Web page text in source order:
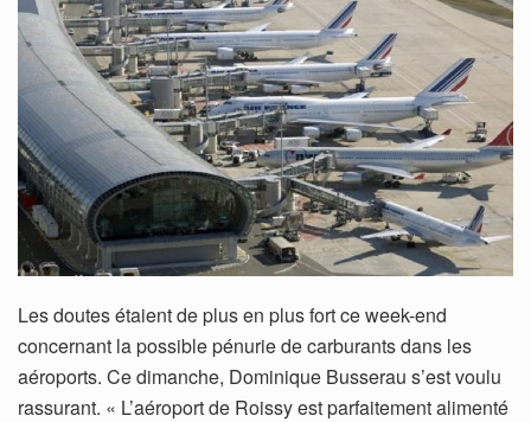
Les doutes étaient de plus en plus fort ce week-end
concernant la possible pénurie de carburants dans les
aéroports. Ce dimanche, Dominique Busserau s’est voulu
rassurant. « L’aéroport de Roissy est parfaitement alimenté